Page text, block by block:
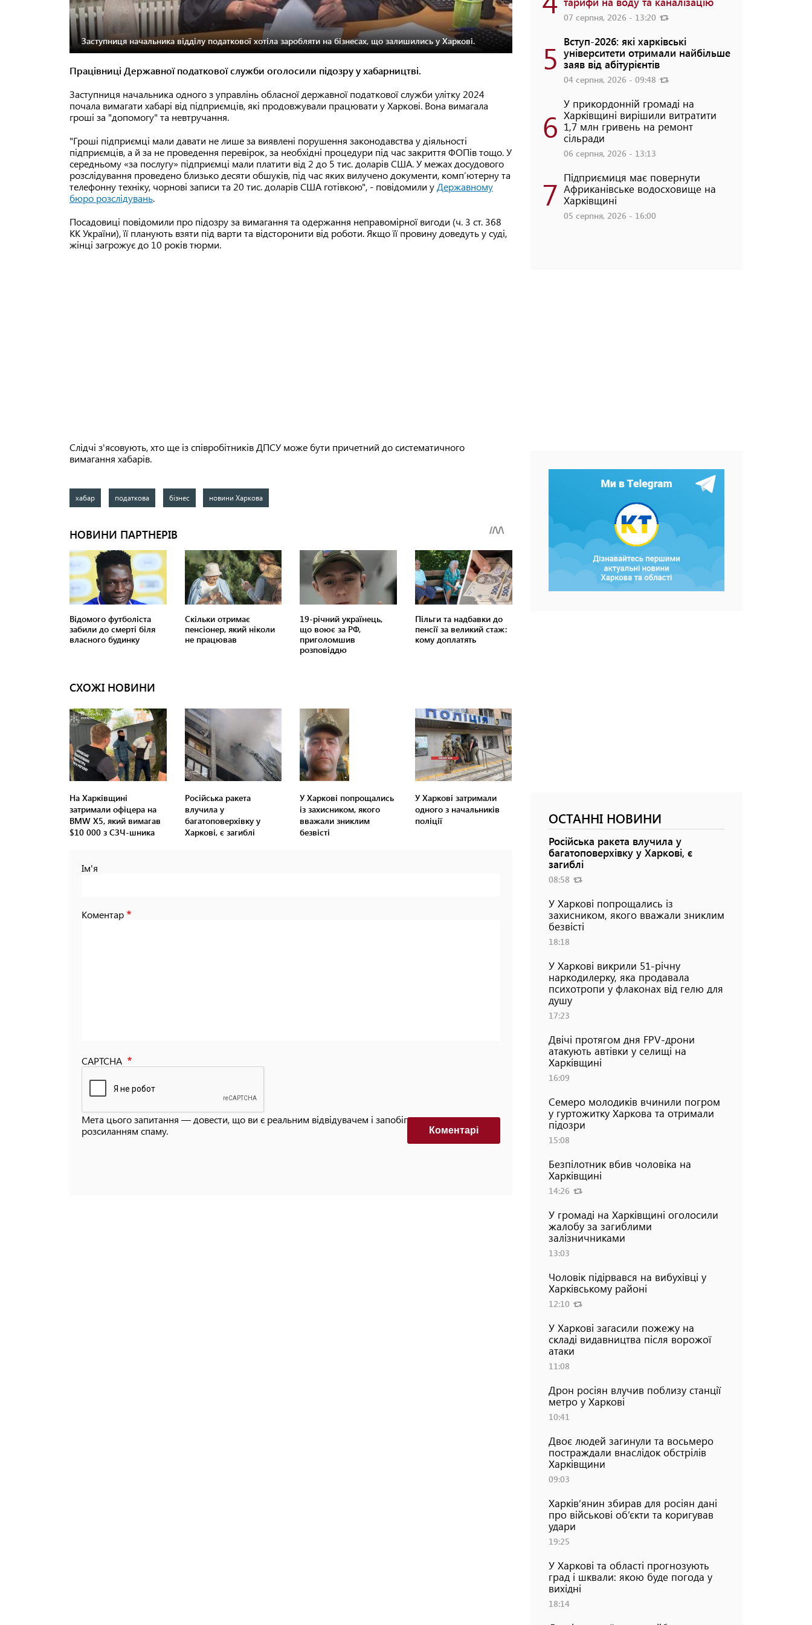
Заступниця начальника відділу податкової хотіла заробляти на бізнесах, що залишились у Харкові.
Працівниці Державної податкової служби оголосили підозру у хабарництві.
Заступниця начальника одного з управлінь обласної державної податкової служби улітку 2024
почала вимагати хабарі від підприємців, які продовжували працювати у Харкові. Вона вимагала
гроші за "допомогу" та невтручання.
"Гроші підприємці мали давати не лише за виявлені порушення законодавства у діяльності
підприємців, а й за не проведення перевірок, за необхідні процедури під час закриття ФОПів тощо. У
середньому «за послугу» підприємці мали платити від 2 до 5 тис. доларів США. У межах досудового
розслідування проведено близько десяти обшуків, під час яких вилучено документи, комп’ютерну та
телефонну техніку, чорнові записи та 20 тис. доларів США готівкою", - повідомили у Державному
бюро розслідувань.
Посадовиці повідомили про підозру за вимагання та одержання неправомірної вигоди (ч. 3 ст. 368
КК України), її планують взяти під варти та відсторонити від роботи. Якщо її провину доведуть у суді,
жінці загрожує до 10 років тюрми.
Слідчі з'ясовують, хто ще із співробітників ДПСУ може бути причетний до систематичного
вимагання хабарів.
хабар податкова бізнес новини Харкова
СХОЖІ НОВИНИ
На Харківщині
затримали офіцера на
BMW Х5, який вимагав
$10 000 з СЗЧ-шника
Російська ракета
влучила у
багатоповерхівку у
Харкові, є загиблі
У Харкові попрощались
із захисником, якого
вважали зниклим
безвісті
У Харкові затримали
одного з начальників
поліції
Ім'я
Коментар
CAPTCHA
Мета цього запитання — довести, що ви є реальним відвідувачем і запобігти автоматизованим
розсиланням спаму.
Коментарi
07 серпня, 2026 - 13:20
5 Вступ-2026: які харківські
університети отримали найбільше
заяв від абітурієнтів
04 серпня, 2026 - 09:48
6
У прикордонній громаді на
Харківщині вирішили витратити
1,7 млн гривень на ремонт
сільради
06 серпня, 2026 - 13:13
7 Підприємиця має повернути
Африканівське водосховище на
Харківщині
05 серпня, 2026 - 16:00
ОСТАННІ НОВИНИ
Російська ракета влучила у
багатоповерхівку у Харкові, є
загиблі
08:58
У Харкові попрощались із
захисником, якого вважали зниклим
безвісті
18:18
У Харкові викрили 51-річну
наркодилерку, яка продавала
психотропи у флаконах від гелю для
душу
17:23
Двічі протягом дня FPV-дрони
атакують автівки у селищі на
Харківщині
16:09
Семеро молодиків вчинили погром
у гуртожитку Харкова та отримали
підозри
15:08
Безпілотник вбив чоловіка на
Харківщині
14:26
У громаді на Харківщині оголосили
жалобу за загиблими
залізничниками
13:03
Чоловік підірвався на вибухівці у
Харківському районі
12:10
У Харкові загасили пожежу на
складі видавництва після ворожої
атаки
11:08
Дрон росіян влучив поблизу станції
метро у Харкові
10:41
Двоє людей загинули та восьмеро
постраждали внаслідок обстрілів
Харківщини
09:03
Харків’янин збирав для росіян дані
про військові об’єкти та коригував
удари
19:25
У Харкові та області прогнозують
град і шквали: якою буде погода у
вихідні
18:14